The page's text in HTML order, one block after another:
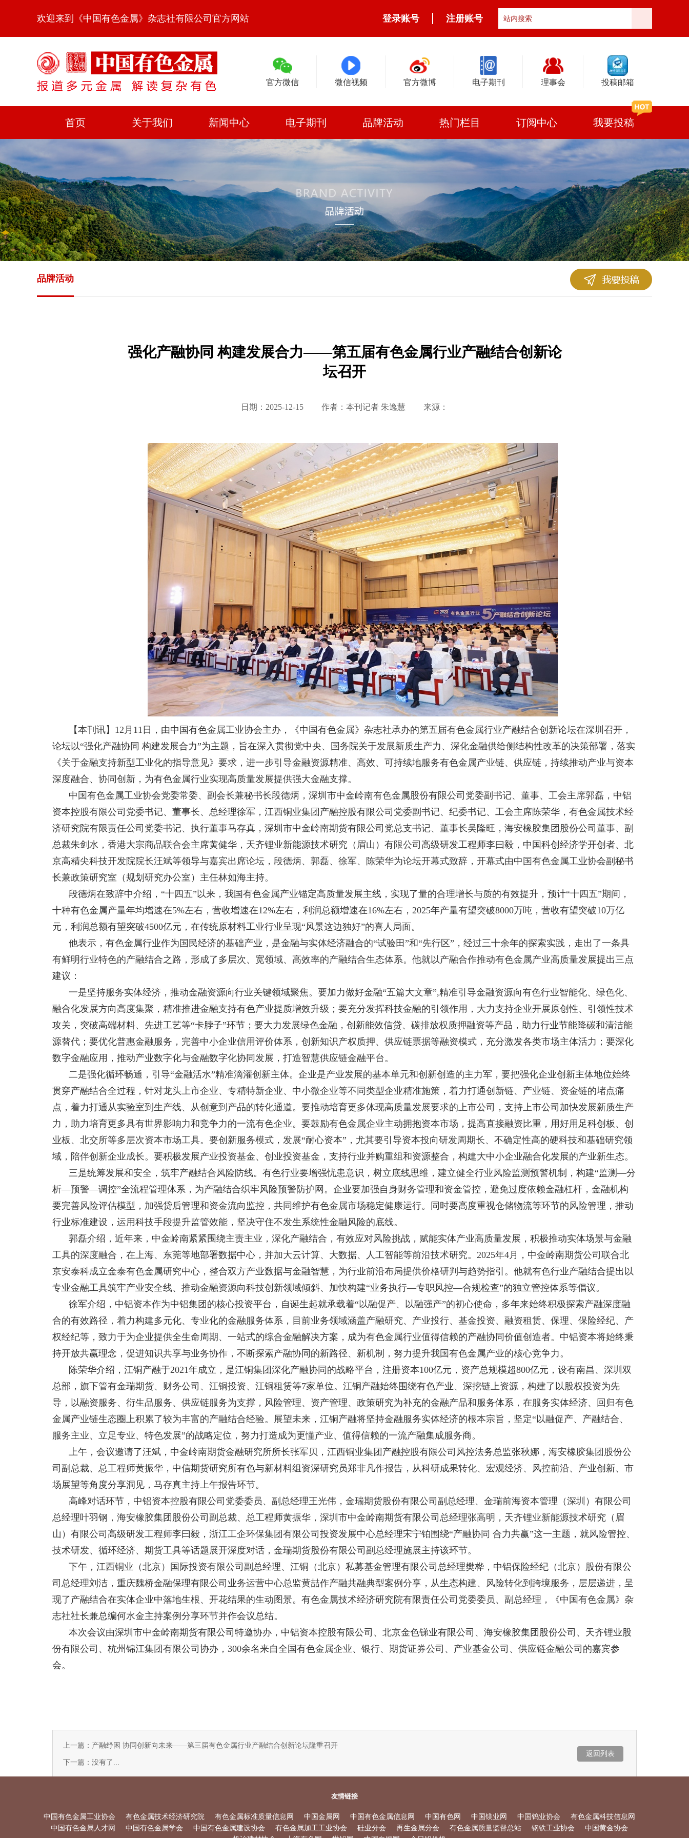
欢迎来到《中国有色金属》杂志社有限公司官方网站 登录账号 注册账号
官方微信 微信视频 官方微博 电子期刊 理事会 投稿邮箱
首页 关于我们 新闻中心 电子期刊 品牌活动 热门栏目 订阅中心 我要投稿
品牌活动
强化产融协同 构建发展合力——第五届有色金属行业产融结合创新论
坛召开
日期：2025-12-15 作者：本刊记者 朱逸慧 来源：
【本刊讯】12月11日，由中国有色金属工业协会主办，《中国有色金属》杂志社承办的第五届有色金属行业产融结合创新论坛在深圳召开，
论坛以“强化产融协同 构建发展合力”为主题，旨在深入贯彻党中央、国务院关于发展新质生产力、深化金融供给侧结构性改革的决策部署，落实
《关于金融支持新型工业化的指导意见》要求，进一步引导金融资源精准、高效、可持续地服务有色金属产业链、供应链，持续推动产业与资本
深度融合、协同创新，为有色金属行业实现高质量发展提供强大金融支撑。
中国有色金属工业协会党委常委、副会长兼秘书长段德炳，深圳市中金岭南有色金属股份有限公司党委副书记、董事、工会主席郭磊，中铝
资本控股有限公司党委书记、董事长、总经理徐军，江西铜业集团产融控股有限公司党委副书记、纪委书记、工会主席陈荣华，有色金属技术经
济研究院有限责任公司党委书记、执行董事马存真，深圳市中金岭南期货有限公司党总支书记、董事长吴隆旺，海安橡胶集团股份公司董事、副
总裁朱剑水，香港大宗商品联合会主席黄健华，天齐锂业新能源技术研究（眉山）有限公司高级研发工程师李曰毅，中国科创经济学开创者、北
京高精尖科技开发院院长汪斌等领导与嘉宾出席论坛，段德炳、郭磊、徐军、陈荣华为论坛开幕式致辞，开幕式由中国有色金属工业协会副秘书
长兼政策研究室（规划研究办公室）主任林如海主持。
段德炳在致辞中介绍，“十四五”以来，我国有色金属产业锚定高质量发展主线，实现了量的合理增长与质的有效提升，预计“十四五”期间，
十种有色金属产量年均增速在5%左右，营收增速在12%左右，利润总额增速在16%左右，2025年产量有望突破8000万吨，营收有望突破10万亿
元，利润总额有望突破4500亿元，在传统原材料工业行业呈现“风景这边独好”的喜人局面。
他表示，有色金属行业作为国民经济的基础产业，是金融与实体经济融合的“试验田”和“先行区”，经过三十余年的探索实践，走出了一条具
有鲜明行业特色的产融结合之路，形成了多层次、宽领域、高效率的产融结合生态体系。他就以产融合作推动有色金属产业高质量发展提出三点
建议：
一是坚持服务实体经济，推动金融资源向行业关键领域聚焦。要加力做好金融“五篇大文章”,精准引导金融资源向有色行业智能化、绿色化、
融合化发展方向高度集聚，精准推进金融支持有色产业提质增效升级；要充分发挥科技金融的引领作用，大力支持企业开展原创性、引领性技术
攻关，突破高端材料、先进工艺等“卡脖子”环节；要大力发展绿色金融，创新能效信贷、碳排放权质押融资等产品，助力行业节能降碳和清洁能
源替代；要优化普惠金融服务，完善中小企业信用评价体系，创新知识产权质押、供应链票据等融资模式，充分激发各类市场主体活力；要深化
数字金融应用，推动产业数字化与金融数字化协同发展，打造智慧供应链金融平台。
二是强化循环畅通，引导“金融活水”精准滴灌创新主体。企业是产业发展的基本单元和创新创造的主力军，要把强化企业创新主体地位始终
贯穿产融结合全过程，针对龙头上市企业、专精特新企业、中小微企业等不同类型企业精准施策，着力打通创新链、产业链、资金链的堵点痛
点，着力打通从实验室到生产线、从创意到产品的转化通道。要推动培育更多体现高质量发展要求的上市公司，支持上市公司加快发展新质生产
力，助力培育更多具有世界影响力和竞争力的一流有色企业。要鼓励有色金属企业主动拥抱资本市场，提高直接融资比重，用好用足科创板、创
业板、北交所等多层次资本市场工具。要创新服务模式，发展“耐心资本”，尤其要引导资本投向研发周期长、不确定性高的硬科技和基础研究领
域，陪伴创新企业成长。要积极发展产业投资基金、创业投资基金，支持行业并购重组和资源整合，构建大中小企业融合化发展的产业新生态。
三是统筹发展和安全，筑牢产融结合风险防线。有色行业要增强忧患意识，树立底线思维，建立健全行业风险监测预警机制，构建“监测—分
析—预警—调控”全流程管理体系，为产融结合织牢风险预警防护网。企业要加强自身财务管理和资金管控，避免过度依赖金融杠杆，金融机构
要完善风险评估模型，加强贷后管理和资金流向监控，共同维护有色金属市场稳定健康运行。同时要高度重视仓储物流等环节的风险管理，推动
行业标准建设，运用科技手段提升监管效能，坚决守住不发生系统性金融风险的底线。
郭磊介绍，近年来，中金岭南紧紧围绕主责主业，深化产融结合，有效应对风险挑战，赋能实体产业高质量发展，积极推动实体场景与金融
工具的深度融合，在上海、东莞等地部署数据中心，并加大云计算、大数据、人工智能等前沿技术研究。2025年4月，中金岭南期货公司联合北
京安泰科成立金泰有色金属研究中心，整合双方产业数据与金融智慧，为行业前沿布局提供价格研判与趋势指引。他就有色行业产融结合提出以
专业金融工具筑牢产业安全线、推动金融资源向科技创新领域倾斜、加快构建“业务执行—专职风控—合规检查”的独立管控体系等倡议。
徐军介绍，中铝资本作为中铝集团的核心投资平台，自诞生起就承载着“以融促产、以融强产”的初心使命，多年来始终积极探索产融深度融
合的有效路径，着力构建多元化、专业化的金融服务体系，目前业务领域涵盖产融研究、产业投行、基金投资、融资租赁、保理、保险经纪、产
权经纪等，致力于为企业提供全生命周期、一站式的综合金融解决方案，成为有色金属行业值得信赖的产融协同价值创造者。中铝资本将始终秉
持开放共赢理念，促进知识共享与业务协作，不断探索产融协同的新路径、新机制，努力提升我国有色金属产业的核心竞争力。
陈荣华介绍，江铜产融于2021年成立，是江铜集团深化产融协同的战略平台，注册资本100亿元，资产总规模超800亿元，设有南昌、深圳双
总部，旗下管有金瑞期货、财务公司、江铜投资、江铜租赁等7家单位。江铜产融始终围绕有色产业、深挖链上资源，构建了以股权投资为先
导，以融资服务、衍生品服务、供应链服务为支撑，风险管理、资产管理、政策研究为补充的金融产品和服务体系，在服务实体经济、回归有色
金属产业链生态圈上积累了较为丰富的产融结合经验。展望未来，江铜产融将坚持金融服务实体经济的根本宗旨，坚定“以融促产、产融结合、
服务主业、立足专业、特色发展”的战略定位，努力打造成为更懂产业、值得信赖的一流产融集成服务商。
上午，会议邀请了汪斌，中金岭南期货金融研究所所长张军贝，江西铜业集团产融控股有限公司风控法务总监张秋娜，海安橡胶集团股份公
司副总裁、总工程师黄振华，中信期货研究所有色与新材料组资深研究员郑非凡作报告，从科研成果转化、宏观经济、风控前沿、产业创新、市
场展望等角度分享洞见，马存真主持上午报告环节。
高峰对话环节，中铝资本控股有限公司党委委员、副总经理王光伟，金瑞期货股份有限公司副总经理、金瑞前海资本管理（深圳）有限公司
总经理叶羽钢，海安橡胶集团股份公司副总裁、总工程师黄振华，深圳市中金岭南期货有限公司总经理张高明，天齐锂业新能源技术研究（眉
山）有限公司高级研发工程师李曰毅，浙江工企环保集团有限公司投资发展中心总经理宋宁铂围绕“产融协同 合力共赢”这一主题，就风险管控、
技术研发、循环经济、期货工具等话题展开深度对话，金瑞期货股份有限公司副总经理施展主持该环节。
下午，江西铜业（北京）国际投资有限公司副总经理、江铜（北京）私募基金管理有限公司总经理樊桦，中铝保险经纪（北京）股份有限公
司总经理刘洁，重庆魏桥金融保理有限公司业务运营中心总监黄喆作产融共融典型案例分享，从生态构建、风险转化到跨境服务，层层递进，呈
现了产融结合在实体企业中落地生根、开花结果的生动图景。有色金属技术经济研究院有限责任公司党委委员、副总经理，《中国有色金属》杂
志社社长兼总编何水金主持案例分享环节并作会议总结。
本次会议由深圳市中金岭南期货有限公司特邀协办，中铝资本控股有限公司、北京金色锑业有限公司、海安橡胶集团股份公司、天齐锂业股
份有限公司、杭州锦江集团有限公司协办，300余名来自全国有色金属企业、银行、期货证券公司、产业基金公司、供应链金融公司的嘉宾参
会。
上一篇：产融纾困 协同创新向未来——第三届有色金属行业产融结合创新论坛隆重召开
下一篇：没有了...
返回列表
友情链接
中国有色金属工业协会 有色金属技术经济研究院 有色金属标准质量信息网 中国金属网 中国有色金属信息网 中国有色网 中国镁业网 中国钨业协会
有色金属科技信息网
中国有色金属人才网
中国有色金属学会 中国有色金属建设协会 有色金属加工工业协会 硅业分会 再生金属分会 有色金属质量监督总站 钢铁工业协会
中国黄金协会